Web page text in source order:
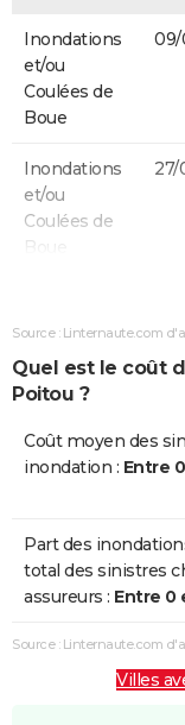
Inondations
et/ou
Coulées de
Boue
09/
Inondations
et/ou
Coulées de
Boue
27/
et/ou
Boue
et/ou
Coulées de
Inondations
et/ou
Coulées de
Boue
12/
Inondations
17/
Source : Linternaute.com
Quel est le coût
Poitou ?
Coût moyen des
inondation : Entre
Part des
total des sinistres
assureurs : Entre 0
Source : Linternaute.com
Villes